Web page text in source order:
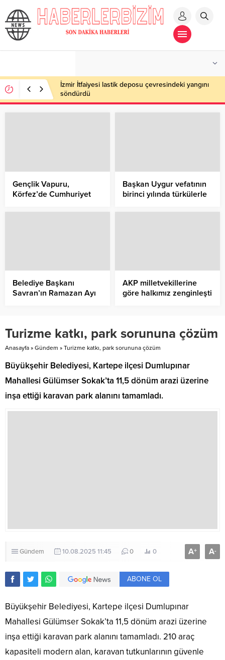
İzmir İtfaiyesi lastik deposu çevresindeki yangını
söndürdü
Gençlik Vapuru,
Körfez’de Cumhuriyet
Başkan Uygur vefatının
birinci yılında türkülerle
Belediye Başkanı
Savran’ın Ramazan Ayı
AKP milletvekillerine
göre halkımız zenginleşti
Turizme katkı, park sorununa çözüm
Anasayfa » Gündem » Turizme katkı, park sorununa çözüm
Büyükşehir Belediyesi, Kartepe ilçesi Dumlupınar
Mahallesi Gülümser Sokak’ta 11,5 dönüm arazi üzerine
inşa ettiği karavan park alanını tamamladı.
Gündem 10.08.2025 11:45 0 0 A+ A-
ABONE OL
Büyükşehir Belediyesi, Kartepe ilçesi Dumlupınar
Mahallesi Gülümser Sokak’ta 11,5 dönüm arazi üzerine
inşa ettiği karavan park alanını tamamladı. 210 araç
kapasiteli modern alan, karavan tutkunlarının güvenle